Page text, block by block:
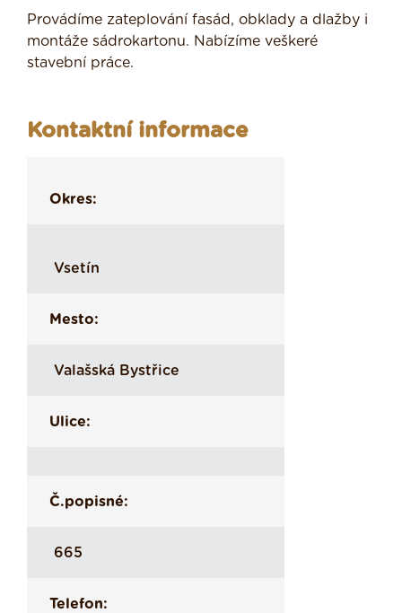
Provádíme zateplování fasád, obklady a dlažby i
montáže sádrokartonu. Nabízíme veškeré
stavební práce.
Kontaktní informace
Okres:
Vsetín
Mesto:
Valašská Bystřice
Ulice:
Č.popisné:
665
Telefon: